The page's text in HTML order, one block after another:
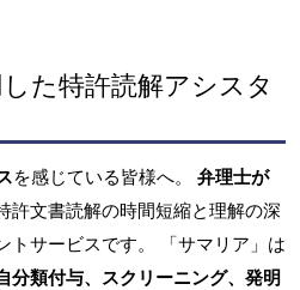
た特許読解アシスタ
を感じている皆様へ。 弁理士が
許文書読解の時間短縮と理解の深
トサービスです。 「サマリア」は
分類付与、スクリーニング、発明